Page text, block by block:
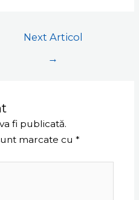
Next Articol
→
fi publicată.
marcate cu *